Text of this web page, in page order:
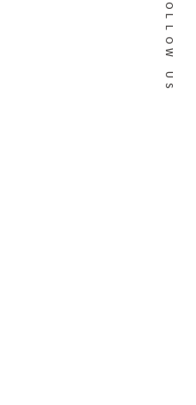
O
L
L
O
W
U
S